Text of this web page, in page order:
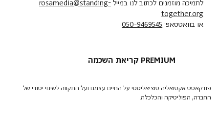
לתמיכה מוזמנים לכתוב לנו במיילrosamedia@standing-
together.org
או בוואטסאפ: 050-9469545
קריאת השכמה PREMIUM
פודקאסט אקטואליה סוציאליסטי על החיים עצמם ועל התקווה לשינוי יסודי של
החברה, הפוליטיקה והכלכלה.